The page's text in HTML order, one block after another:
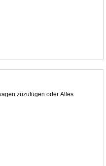
zuzufügen oder Alles